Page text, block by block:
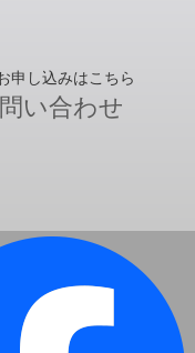
申し込みはこちら
い合わせ